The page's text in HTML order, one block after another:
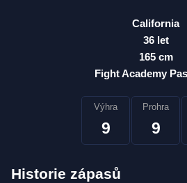
California
36 let
165 cm
Fight Academy
Výhra
9
Prohra
9
Historie zápasů